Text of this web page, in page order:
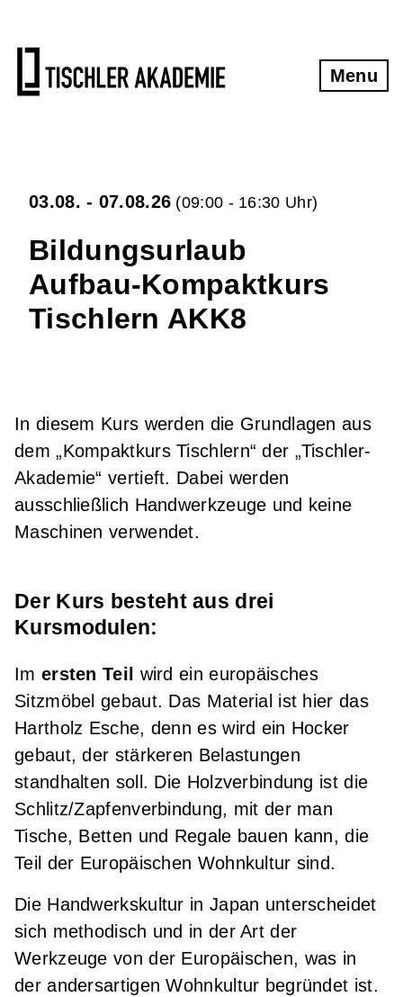
Menu
03.08. - 07.08.26 (09:00 - 16:30 Uhr)
Bildungsurlaub
Aufbau-Kompaktkurs
Tischlern AKK8
In diesem Kurs werden die Grundlagen aus
dem „Kompaktkurs Tischlern“ der „Tischler-
Akademie“ vertieft. Dabei werden
ausschließlich Handwerkzeuge und keine
Maschinen verwendet.
Der Kurs besteht aus drei
Kursmodulen:
Im ersten Teil
wird ein europäisches
Sitzmöbel gebaut. Das Material ist hier das
Hartholz Esche, denn es wird ein Hocker
gebaut, der stärkeren Belastungen
standhalten soll. Die Holzverbindung ist die
Schlitz/Zapfenverbindung, mit der man
Tische, Betten und Regale bauen kann, die
Teil der Europäischen Wohnkultur sind.
Die Handwerkskultur in Japan unterscheidet
sich methodisch und in der Art der
Werkzeuge von der Europäischen, was in
der andersartigen Wohnkultur begründet ist.
Gesamtübersicht Tischlerkurse
Oberfräsen - Kurs
Möbel aus Massivholzplatten
Schärfkurs
Grundkurs Japanische Holzverbindungen
Kontakt und Anfahrt
Impressum
Datenschutzerklärung
AGB